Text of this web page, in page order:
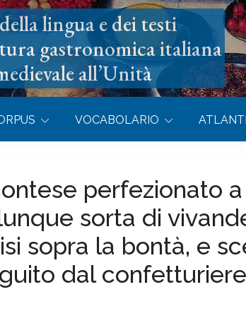
lingua e dei testi
gastronomica italiana
all’Unità
VOCABOLARIO
perfezionato
sorta di
sopra la bontà, e
dal confetturiere